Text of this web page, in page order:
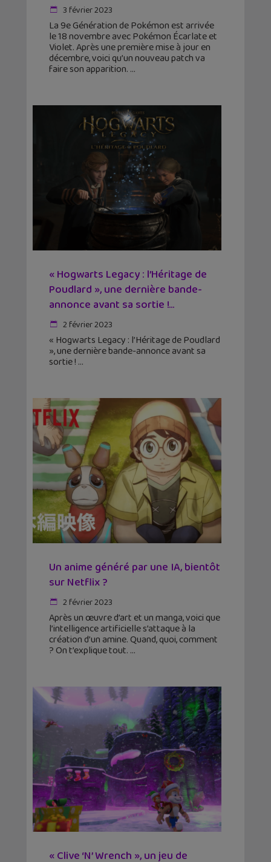
3 février 2023
La 9e Génération de Pokémon est arrivée
le 18 novembre avec Pokémon Écarlate et
Violet. Après une première mise à jour en
décembre, voici qu’un nouveau patch va
faire son apparition.
« Hogwarts Legacy : l’Héritage de
Poudlard », une dernière bande-
annonce avant sa sortie !...
2 février 2023
« Hogwarts Legacy : l’Héritage de Poudlard
», une dernière bande-annonce avant sa
sortie !
Un anime généré par une IA, bientôt
sur Netflix ?
2 février 2023
Après un œuvre d’art et un manga, voici que
l’intelligence artificielle s’attaque à la
création d’un amine. Quand, quoi, comment
? On t’explique tout.
« Clive ‘N’ Wrench », un jeu de